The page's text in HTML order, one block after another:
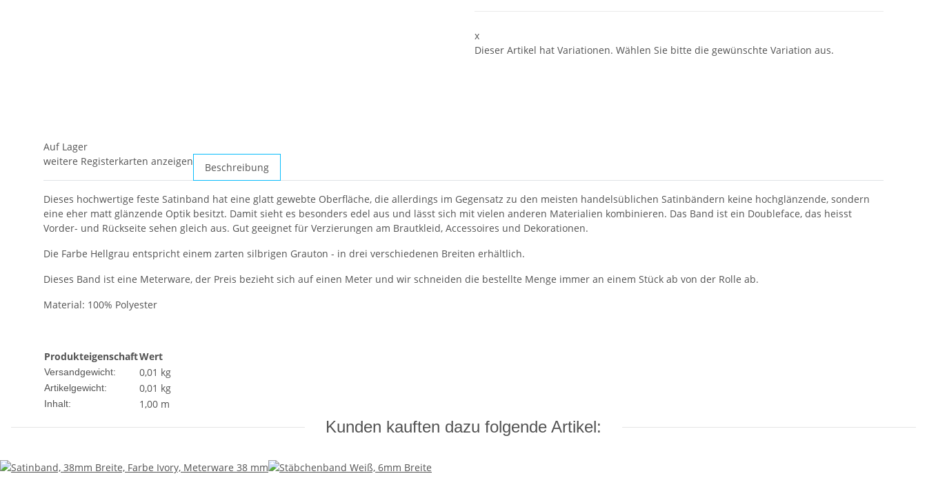
Auf Lager
x
Dieser Artikel hat Variationen. Wählen Sie bitte die gewünschte Variation aus.
weitere Registerkarten anzeigen Beschreibung
Dieses hochwertige feste Satinband hat eine glatt gewebte Oberfläche, die allerdings im Gegensatz zu den meisten handelsüblichen Satinbändern keine hochglänzende, sondern
eine eher matt glänzende Optik besitzt. Damit sieht es besonders edel aus und lässt sich mit vielen anderen Materialien kombinieren. Das Band ist ein Doubleface, das heisst
Vorder- und Rückseite sehen gleich aus. Gut geeignet für Verzierungen am Brautkleid, Accessoires und Dekorationen.
Die Farbe Hellgrau entspricht einem zarten silbrigen Grauton - in drei verschiedenen Breiten erhältlich.
Dieses Band ist eine Meterware, der Preis bezieht sich auf einen Meter und wir schneiden die bestellte Menge immer an einem Stück ab von der Rolle ab.
Material: 100% Polyester
ProdukteigenschaftWert
Versandgewicht: 0,01 kg
Artikelgewicht: 0,01 kg
Inhalt: 1,00 m
Kunden kauften dazu folgende Artikel: